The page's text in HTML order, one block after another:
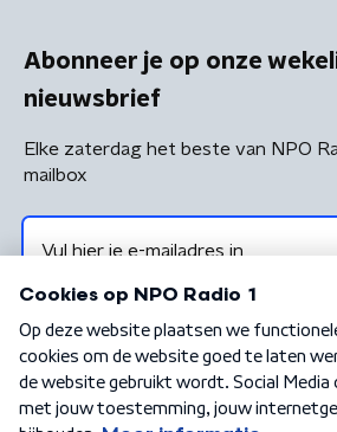
Abonneer je op onze
nieuwsbrief
Elke zaterdag het beste van NPO
mailbox
Algemene voorwaarden